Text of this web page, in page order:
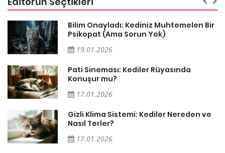
Bilim Onayladı: Kediniz Muhtemelen Bir
Psikopat (Ama Sorun Yok)
19.01.2026
Pati Sineması: Kediler Rüyasında
Konuşur mu?
17.01.2026
Gizli Klima Sistemi: Kediler Nereden ve
Nasıl Terler?
17.01.2026